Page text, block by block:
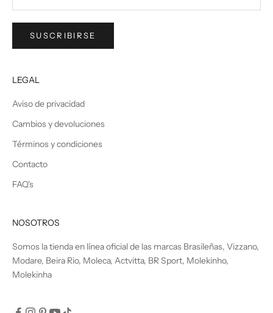
SUSCRIBIRSE
LEGAL
Aviso de privacidad
Cambios y devoluciones
Términos y condiciones
Contacto
FAQ's
NOSOTROS
Somos la tienda en línea oficial de las marcas Brasileñas, Vizzano,
Modare, Beira Rio, Moleca, Actvitta, BR Sport, Molekinho,
Molekinha